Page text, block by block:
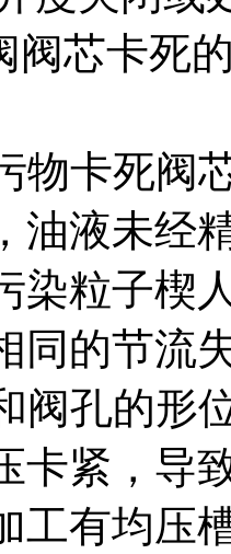
阀芯卡死
卡死阀
油液未经
染粒子楔
同的节流
孔的形
卡紧，导
工有均压